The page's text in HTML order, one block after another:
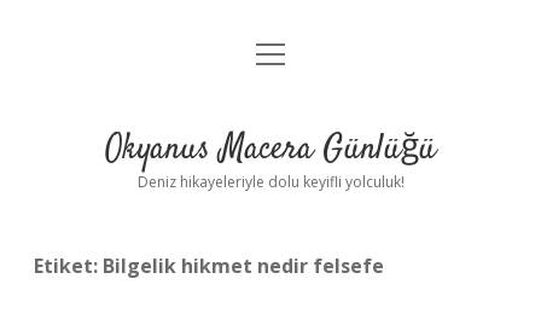
Anasayfa
Yasal Uyarı
menüyü
Okyanus Macera Günlüğü
Deniz hikayeleriyle dolu keyifli yolculuk!
Etiket: Bilgelik hikmet nedir felsefe